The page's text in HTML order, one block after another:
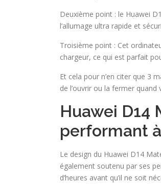
Deuxième point : le Huawei
l’allumage ultra rapide et
Troisième point : Cet
chargeur, ce qui est parfait
Et cela pour n’en citer que 3
de l’ouvrir ou la fermer
Huawei
performant
Le design du Huawei D14
également soutenu par ses
d’heures avant qu’il ne soit